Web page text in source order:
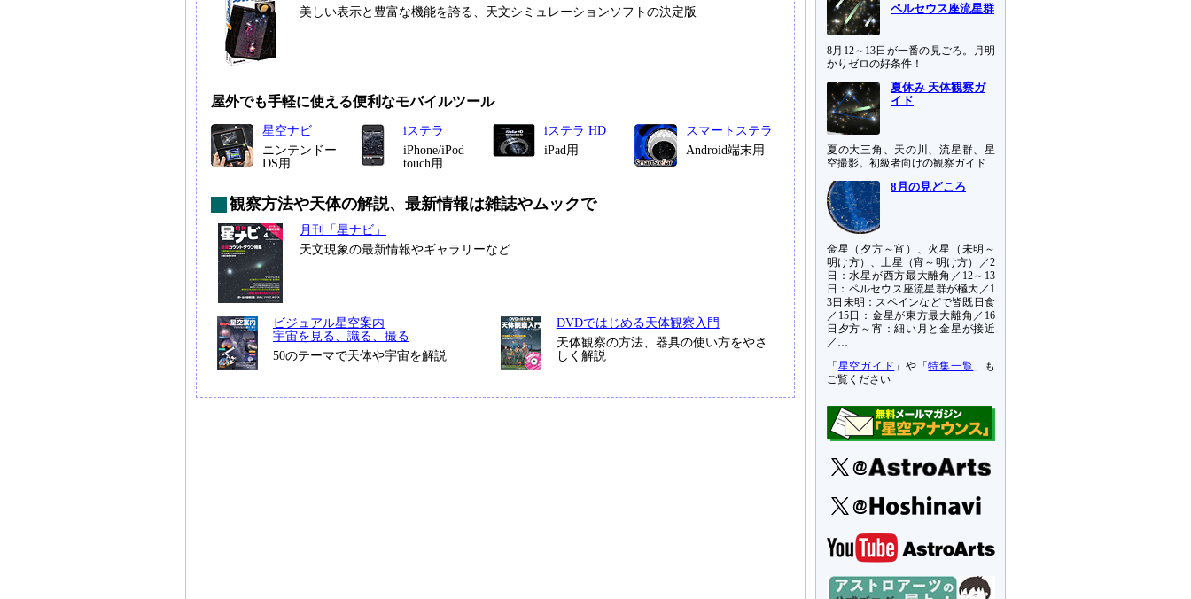
美しい表示と豊富な機能を誇る、天文シミュレーションソフトの決定版
屋外でも手軽に使える便利なモバイルツール
星空ナビ
ニンテンドー
DS用
iステラ
iPhone/iPod
touch用
iステラ HD
iPad用
スマートステラ
Android端末用
観察方法や天体の解説、最新情報は雑誌やムックで
月刊「星ナビ」
天文現象の最新情報やギャラリーなど
ビジュアル星空案内
宇宙を見る、識る、撮る
50のテーマで天体や宇宙を解説
DVDではじめる天体観察入門
天体観察の方法、器具の使い方をやさ
しく解説
ペルセウス座流星群
8月12～13日が一番の見ごろ。月明
かりゼロの好条件！
夏休み 天体観察ガ
イド
夏の大三角、天の川、流星群、星
空撮影。初級者向けの観察ガイド
8月の見どころ
金星（夕方～宵）、火星（未明～
明け方）、土星（宵～明け方）／2
日：水星が西方最大離角／12～13
日：ペルセウス座流星群が極大／1
3日未明：スペインなどで皆既日食
／15日：金星が東方最大離角／16
日夕方～宵：細い月と金星が接近
／…
「 星空ガイド 」や「特集一覧 」も
ご覧ください